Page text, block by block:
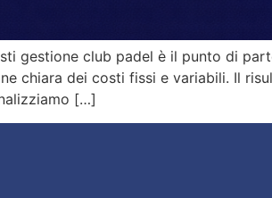
gestione club padel è il punto di
chiara dei costi fissi e variabili. Il
[…]